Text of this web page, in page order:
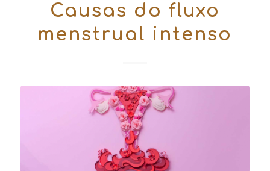
Causas do fluxo
menstrual intenso